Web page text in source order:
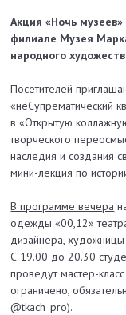
Акция «Ночь
филиале Музея
народного
Посетителей
«неСупрематический
в«Открытую
творческого
наследия и создания
мини-лекция по
В программе вечера
одежды «00,12»
дизайнера,
С 19.00 до 20.30
проведут мастер-
ограничено,
@tkach_pro).